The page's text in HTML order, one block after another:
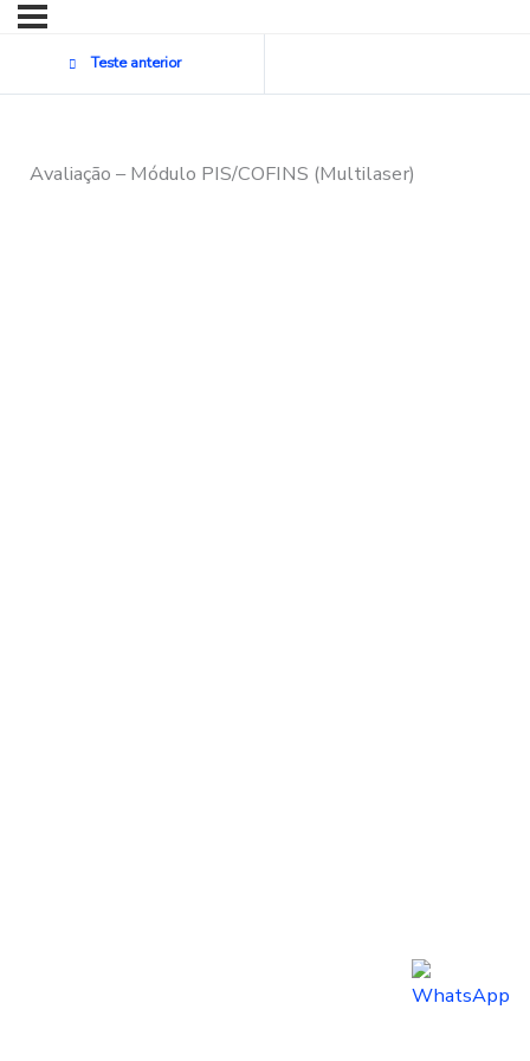
Teste anterior
Avaliação – Módulo PIS/COFINS (Multilaser)